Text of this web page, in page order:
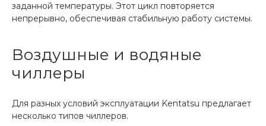
заданной температуры. Этот цикл повторяется
непрерывно, обеспечивая стабильную работу системы.
Воздушные и водяные
чиллеры
Для разных условий эксплуатации Kentatsu предлагает
несколько типов чиллеров.